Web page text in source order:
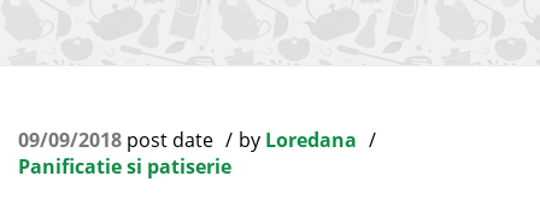
09/09/2018 post date by Loredana
Panificatie si patiserie